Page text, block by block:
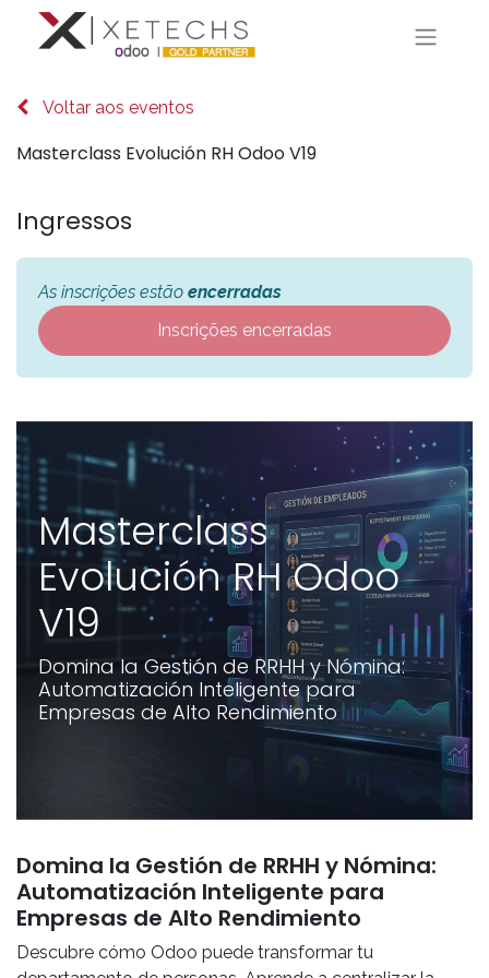
Voltar aos eventos
Masterclass Evolución RH Odoo V19
Ingressos
As inscrições estão encerradas
Inscrições encerradas
Masterclass
Evolución RH Odoo
V19
Domina la Gestión de RRHH y Nómina:
Automatización Inteligente para
Empresas de Alto Rendimiento
Domina la Gestión de RRHH y Nómina:
Automatización Inteligente para
Empresas de Alto Rendimiento
Descubre cómo Odoo puede transformar tu